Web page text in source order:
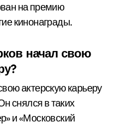
на премию
кинонаграды.
начал свою
актерскую карьеру
снялся в таких
и «Московский